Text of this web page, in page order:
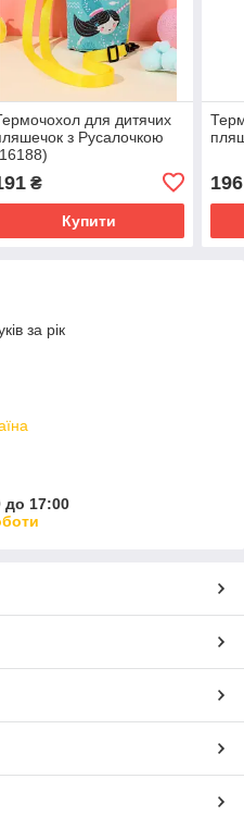
для дитячих
з Русалочкою
₴
Купити
196
за рік
до 17:00